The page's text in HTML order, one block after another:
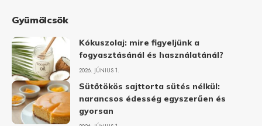
Gyümölcsök
Kókuszolaj: mire figyeljünk a
fogyasztásánál és használatánál?
2026. JÚNIUS 1.
Sütőtökös sajttorta sütés nélkül:
narancsos édesség egyszerűen és
gyorsan